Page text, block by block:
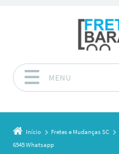
MENU
Início Fretes e Mudanças SC
6545 Whatsapp